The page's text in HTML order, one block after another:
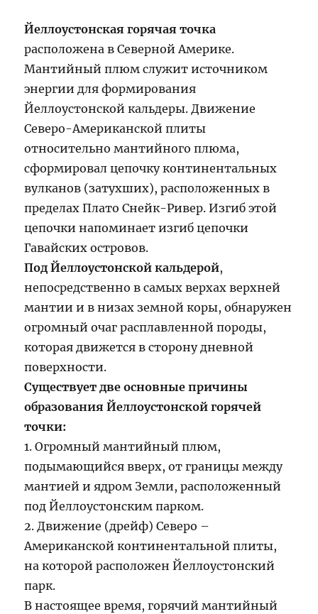
Йеллоустонская горячая точка
расположена в Северной Америке.
Мантийный плюм служит источником
энергии для формирования
Йеллоустонской кальдеры. Движение
Северо-Американской плиты
относительно мантийного плюма,
сформировал цепочку континентальных
вулканов (затухших), расположенных в
пределах Плато Снейк-Ривер. Изгиб этой
цепочки напоминает изгиб цепочки
Гавайских островов.
Под Йеллоустонской кальдерой,
непосредственно в самых верхах верхней
мантии и в низах земной коры, обнаружен
огромный очаг расплавленной породы,
которая движется в сторону дневной
поверхности.
Существует две основные причины
образования Йеллоустонской горячей
точки:
1. Огромный мантийный плюм,
подымающийся вверх, от границы между
мантией и ядром Земли, расположенный
под Йеллоустонским парком.
2. Движение (дрейф) Северо –
Американской континентальной плиты,
на которой расположен Йеллоустонский
парк.
В настоящее время, горячий мантийный